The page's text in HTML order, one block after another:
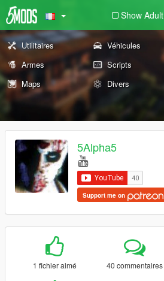
Show Adult
Utilitaires Véhicules
Armes
Scripts
Maps
Divers
5Alpha5
Support me on
1 fichier aimé 40 commentaires